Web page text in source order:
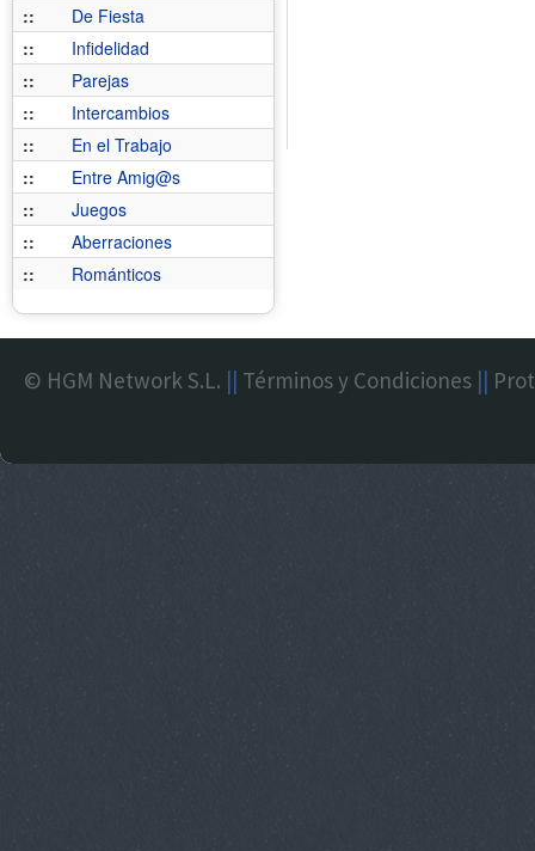
::
De Fiesta
::
Infidelidad
::
Parejas
::
Intercambios
::
En el Trabajo
::
Entre Amig@s
::
Juegos
::
Aberraciones
::
Románticos
© HGM Network S.L. || Términos y Condiciones ||